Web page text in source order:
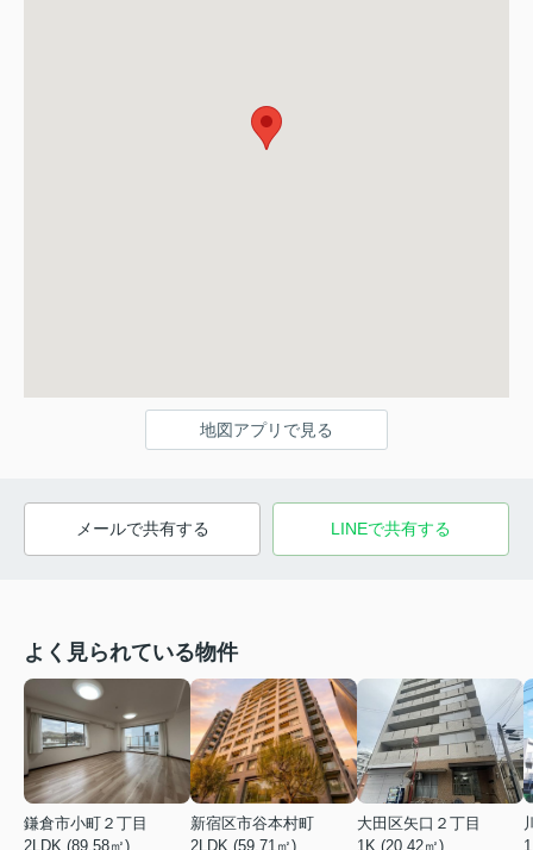
地図アプリで見る
メールで共有する LINEで共有する
よく見られている物件
鎌倉市小町２丁目
2LDK (89.58㎡)
新宿区市谷本村町
2LDK (59.71㎡)
大田区矢口２丁目
1K (20.42㎡)